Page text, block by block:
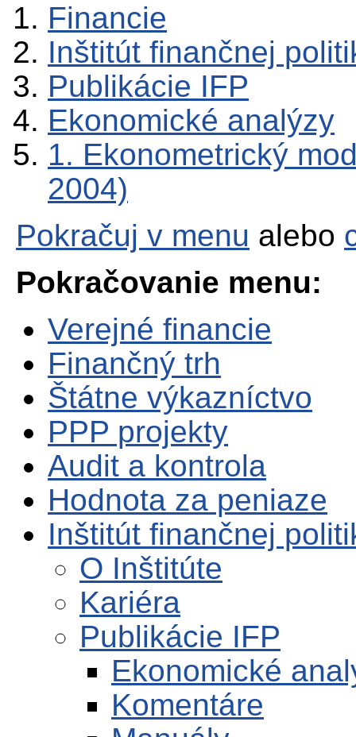
Financie
Inštitút finančnej
Publikácie IFP
Ekonomické analýzy
1. Ekonometrický
2004)
Pokračuj v menu alebo
Pokračovanie menu:
Verejné financie
Finančný trh
Štátne výkazníctvo
PPP projekty
Audit a kontrola
Hodnota za peniaze
Inštitút finančnej
O Inštitúte
Kariéra
Publikácie IFP
Ekonomické
Komentáre